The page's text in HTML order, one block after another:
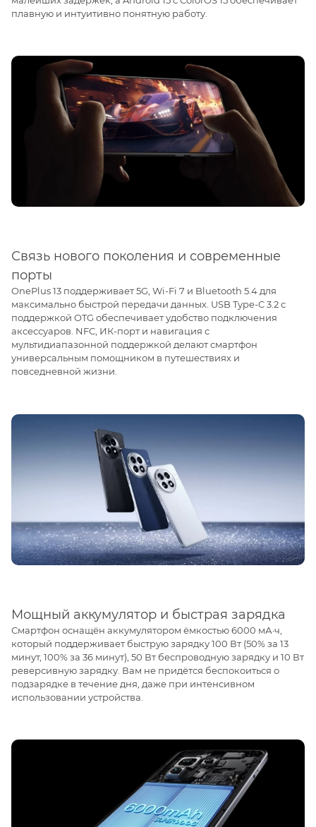
плавную и интуитивно понятную работу.
Связь нового поколения и современные
порты
OnePlus 13 поддерживает 5G, Wi-Fi 7 и Bluetooth 5.4 для
максимально быстрой передачи данных. USB Type-C 3.2 с
поддержкой OTG обеспечивает удобство подключения
аксессуаров. NFC, ИК-порт и навигация с
мультидиапазонной поддержкой делают смартфон
универсальным помощником в путешествиях и
повседневной жизни.
Мощный аккумулятор и быстрая зарядка
Смартфон оснащён аккумулятором ёмкостью 6000 мА·ч,
который поддерживает быструю зарядку 100 Вт (50% за 13
минут, 100% за 36 минут), 50 Вт беспроводную зарядку и 10 Вт
реверсивную зарядку. Вам не придётся беспокоиться о
подзарядке в течение дня, даже при интенсивном
использовании устройства.